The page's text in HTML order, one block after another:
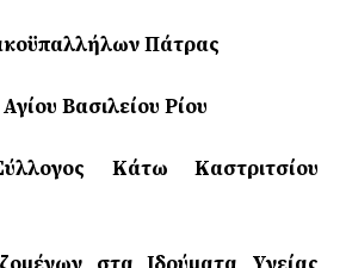
Πάτρας
Βασιλείου Ρίου
Κάτω Καστριτσίου